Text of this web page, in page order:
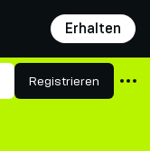
Erhalten
Registrieren